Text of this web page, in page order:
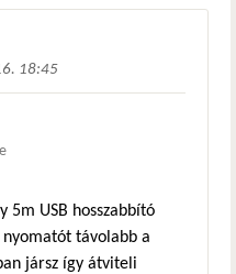
18:45
5m USB hosszabbító
távolabb a
jársz így átviteli